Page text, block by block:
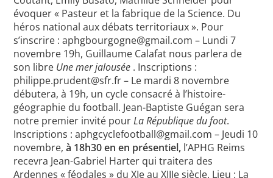
évoquer « Pasteur et la fabrique de la Science. Du
héros national aux débats territoriaux ». Pour
s’inscrire : aphgbourgogne@gmail.com – Lundi 7
novembre 19h, Guillaume Calafat nous parlera de
son libre Une mer jalousée . Inscriptions :
philippe.prudent@sfr.fr – Le mardi 8 novembre
débutera, à 19h, un cycle consacré à l’histoire-
géographie du football. Jean-Baptiste Guégan sera
notre premier invité pourLa République du foot.
Inscriptions : aphgcyclefootball@gmail.com – Jeudi 10
novembre,à 18h30 en en présentiel, l’APHG Reims
recevra Jean-Gabriel Harter qui traitera des
Ardennes « féodales » du XIe au XIIIe siècle. Lieu : La